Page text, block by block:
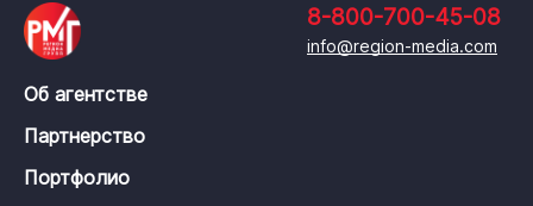
8-800-700-45-08
info@region-media.com
Об агентстве
Партнерство
Портфолио